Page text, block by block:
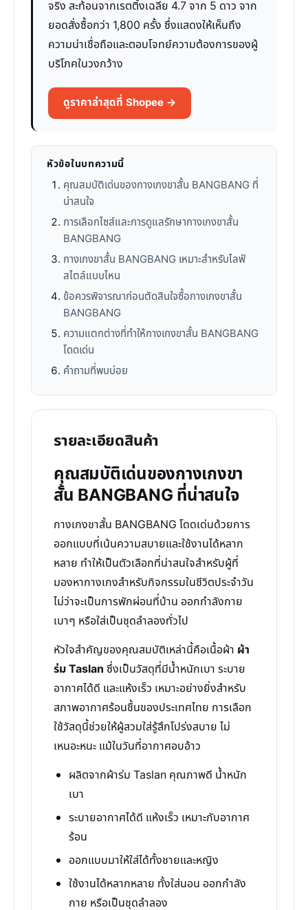
จริง สะท้อนจากเรตติ้งเฉลี่ย 4.7 จาก 5 ดาว จาก
ยอดสั่งซื้อกว่า 1,800 ครั้ง ซึ่งแสดงให้เห็นถึง
ความน่าเชื่อถือและตอบโจทย์ความต้องการของผู้
บริโภคในวงกว้าง
ดูราคาล่าสุดที่ Shopee →
หัวข้อในบทความนี้
คุณสมบัติเด่นของกางเกงขาสั้น BANGBANG ที่
น่าสนใจ
การเลือกไซส์และการดูแลรักษากางเกงขาสั้น
BANGBANG
กางเกงขาสั้น BANGBANG เหมาะสำหรับไลฟ์
สไตล์แบบไหน
ข้อควรพิจารณาก่อนตัดสินใจซื้อกางเกงขาสั้น
BANGBANG
ความแตกต่างที่ทำให้กางเกงขาสั้น BANGBANG
โดดเด่น
คำถามที่พบบ่อย
รายละเอียดสินค้า
คุณสมบัติเด่นของกางเกงขา
สั้น BANGBANG ที่น่าสนใจ
กางเกงขาสั้น BANGBANG โดดเด่นด้วยการ
ออกแบบที่เน้นความสบายและใช้งานได้หลาก
หลาย ทำให้เป็นตัวเลือกที่น่าสนใจสำหรับผู้ที่
มองหากางเกงสำหรับกิจกรรมในชีวิตประจำวัน
ไม่ว่าจะเป็นการพักผ่อนที่บ้าน ออกกำลังกาย
เบาๆ หรือใส่เป็นชุดลำลองทั่วไป
หัวใจสำคัญของคุณสมบัติเหล่านี้คือเนื้อผ้า ผ้า
ร่ม Taslan ซึ่งเป็นวัสดุที่มีน้ำหนักเบา ระบาย
อากาศได้ดี และแห้งเร็ว เหมาะอย่างยิ่งสำหรับ
สภาพอากาศร้อนชื้นของประเทศไทย การเลือก
ใช้วัสดุนี้ช่วยให้ผู้สวมใส่รู้สึกโปร่งสบาย ไม่
เหนอะหนะ แม้ในวันที่อากาศอบอ้าว
ผลิตจากผ้าร่ม Taslan คุณภาพดี น้ำหนัก
เบา
ระบายอากาศได้ดี แห้งเร็ว เหมาะกับอากาศ
ร้อน
ออกแบบมาให้ใส่ได้ทั้งชายและหญิง
ใช้งานได้หลากหลาย ทั้งใส่นอน ออกกำลัง
กาย หรือเป็นชุดลำลอง